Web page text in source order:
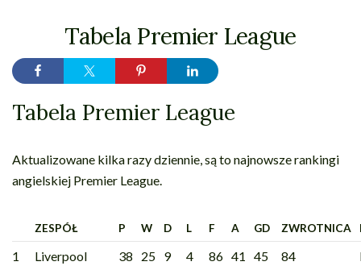
Tabela Premier League
Tabela Premier League
Aktualizowane kilka razy dziennie, są to najnowsze rankingi
angielskiej Premier League.
ZESPÓŁ P W D L F A GD ZWROTNICA
1 Liverpool 38 25 9 4 86 41 45 84